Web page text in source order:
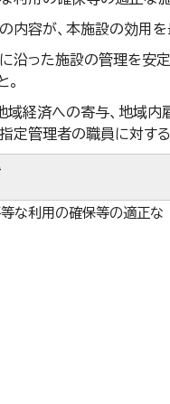
内容が、本施設の効用
沿った施設の管理を安
。
域経済への寄与、地域内
定管理者の職員に対す
な利用の確保等の適正な